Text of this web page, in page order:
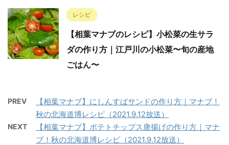
レシピ
【相葉マナブのレシピ】小松菜の生サラ
ダの作り方｜江戸川の小松菜〜旬の産地
ごはん〜
PREV
【相葉マナブ】にしんすぱサンドの作り方｜マナブ！
秋の北海道博レシピ（2021.9.12放送）
NEXT
【相葉マナブ】ポテトチップス唐揚げの作り方｜マナ
ブ！秋の北海道博レシピ（2021.9.12放送）